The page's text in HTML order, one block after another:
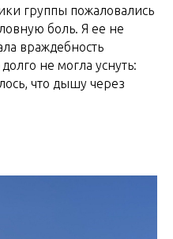
группы пожаловались
боль. Я ее не
враждебность
не могла уснуть:
что дышу через